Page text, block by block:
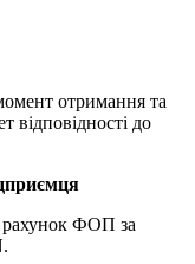
отримання та
відповідності до
рахунок ФОП за